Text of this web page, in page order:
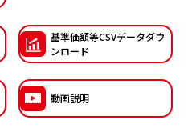
判断基準
基準価額等CSVデータダウ
ンロード
動画説明